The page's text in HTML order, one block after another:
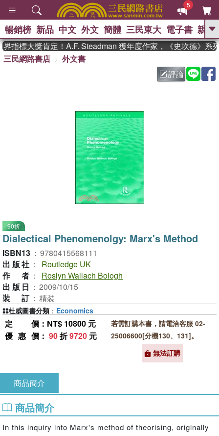
5
GO
父親節 、 如果歷
暑期推薦 、 國際布克
偉大的迷走神經
暢銷榜 新品 中文 外文 簡體 三民東大 電子書 親子
指標大獎肯定！A.F. Steadman 獲年度作家，《史坎德》系列
三民網路書店
外文書
評論
90折
Dialectical Phenomenolgy: Marx's Method
ISBN13 ： 9780415568111
出版社 ：
Routledge UK
作者 ：
Roslyn Wallach Bologh
出版日 ： 2009/10/15
裝訂 ： 精裝
定價 ：NT$ 10800 元
優惠價 ： 90折9720 元
若需訂購本書，請電洽客服 02-
25006600[分機130、131]。
無法訂購
杜威圖書分類 ： Economics
商品簡介
商品簡介
In this inquiry into Marx's method of theorising, originally